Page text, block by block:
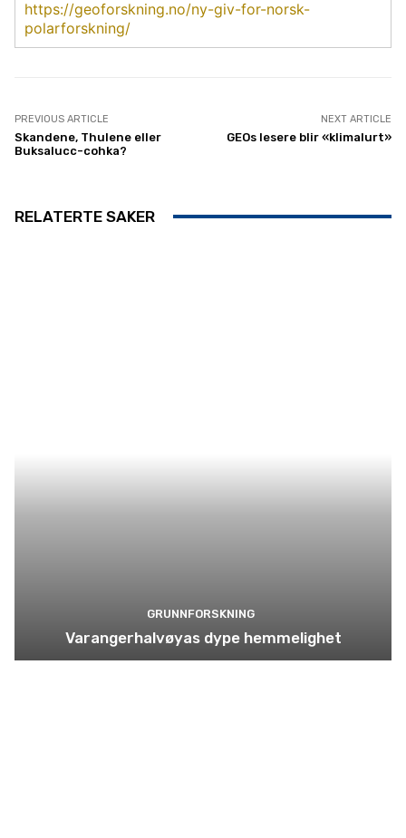
https://geoforskning.no/ny-giv-for-norsk-
polarforskning/
PREVIOUS ARTICLE
Skandene, Thulene eller
Buksalucc-cohka?
NEXT ARTICLE
GEOs lesere blir «klimalurt»
RELATERTE SAKER
GRUNNFORSKNING
Varangerhalvøyas dype hemmelighet